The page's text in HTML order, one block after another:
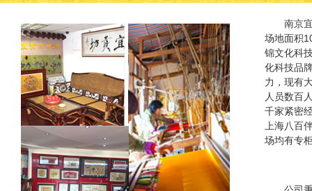
南京
场地面积
锦文化科
化科技品
力，现有
人员数百
千家紧密
上海八百
场均有专